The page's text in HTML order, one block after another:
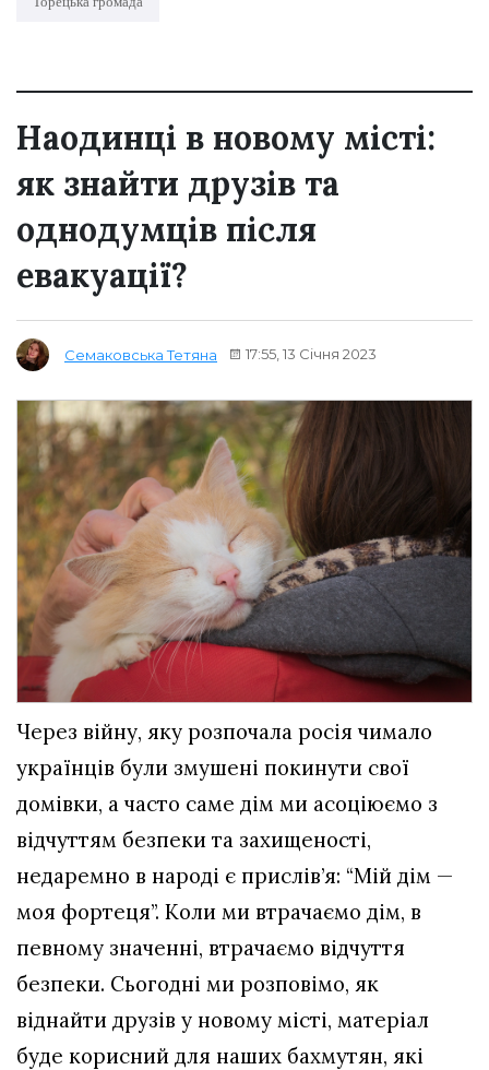
Наодинці в новому місті:
як знайти друзів та
однодумців після
евакуації?
Семаковська Тетяна 17:55, 13 Січня 2023
Через війну, яку розпочала росія чимало
українців були змушені покинути свої
домівки, а часто саме дім ми асоціюємо з
відчуттям безпеки та захищеності,
недаремно в народі є прислів’я: “Мій дім —
моя фортеця”. Коли ми втрачаємо дім, в
певному значенні, втрачаємо відчуття
безпеки. Сьогодні ми розповімо, як
віднайти друзів у новому місті, матеріал
буде корисний для наших бахмутян, які